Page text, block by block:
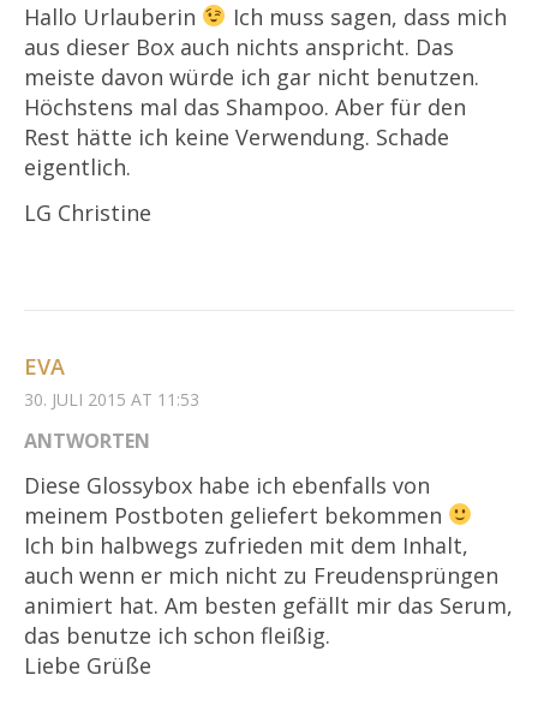
Hallo Urlauberin
Ich muss sagen, dass mich
aus dieser Box auch nichts anspricht. Das
meiste davon würde ich gar nicht benutzen.
Höchstens mal das Shampoo. Aber für den
Rest hätte ich keine Verwendung. Schade
eigentlich.
LG Christine
EVA
30. JULI 2015 AT 11:53
ANTWORTEN
Diese Glossybox habe ich ebenfalls von
meinem Postboten geliefert bekommen
Ich bin halbwegs zufrieden mit dem Inhalt,
auch wenn er mich nicht zu Freudensprüngen
animiert hat. Am besten gefällt mir das Serum,
das benutze ich schon fleißig.
Liebe Grüße